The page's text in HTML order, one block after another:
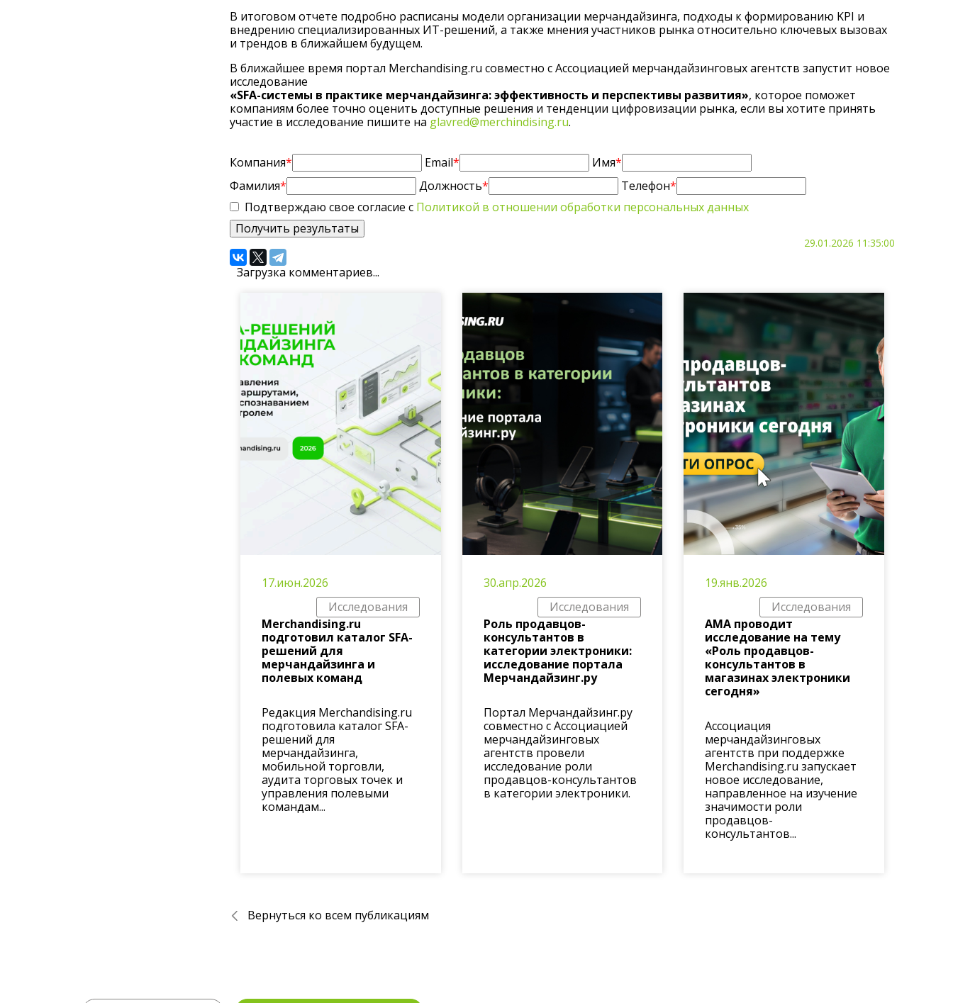
В итоговом отчете подробно расписаны модели организации мерчандайзинга, подходы к формированию KPI и
внедрению специализированных ИТ-решений, а также мнения участников рынка относительно ключевых вызовах
и трендов в ближайшем будущем.
В ближайшее время портал Merchandising.ru совместно с Ассоциацией мерчандайзинговых агентств запустит новое
исследование
«SFA-системы в практике мерчандайзинга: эффективность и перспективы развития», которое поможет
компаниям более точно оценить доступные решения и тенденции цифровизации рынка, если вы хотите принять
участие в исследование пишите на glavred@merchindising.ru.
Компания* Email* Имя*
Фамилия* Должность* Телефон*
Подтверждаю свое согласие с Политикой в отношении обработки персональных данных
29.01.2026 11:35:00
Загрузка комментариев...
17.июн.2026
Исследования
Merchandising.ru
подготовил каталог SFA-
решений для
мерчандайзинга и
полевых команд
Редакция Merchandising.ru
подготовила каталог SFA-
решений для
мерчандайзинга,
мобильной торговли,
аудита торговых точек и
управления полевыми
командам...
30.апр.2026
Исследования
Роль продавцов-
консультантов в
категории электроники:
исследование портала
Мерчандайзинг.ру
Портал Мерчандайзинг.ру
совместно с Ассоциацией
мерчандайзинговых
агентств провели
исследование роли
продавцов-консультантов
в категории электроники.
19.янв.2026
Исследования
АМА проводит
исследование на тему
«Роль продавцов-
консультантов в
магазинах электроники
сегодня»
Ассоциация
мерчандайзинговых
агентств при поддержке
Merchandising.ru запускает
новое исследование,
направленное на изучение
значимости роли
продавцов-
консультантов...
Вернуться ко всем публикациям